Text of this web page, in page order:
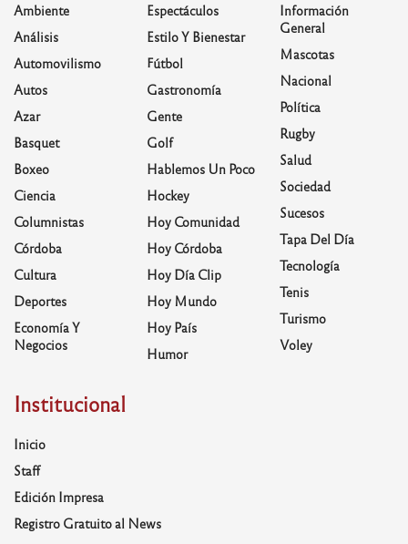
Ambiente
Análisis
Automovilismo
Autos
Azar
Basquet
Boxeo
Ciencia
Columnistas
Córdoba
Cultura
Deportes
Economía Y
Negocios
Espectáculos
Estilo Y Bienestar
Fútbol
Gastronomía
Gente
Golf
Hablemos Un Poco
Hockey
Hoy Comunidad
Hoy Córdoba
Hoy Día Clip
Hoy Mundo
Hoy País
Humor
Información
General
Mascotas
Nacional
Política
Rugby
Salud
Sociedad
Sucesos
Tapa Del Día
Tecnología
Tenis
Turismo
Voley
Institucional
Inicio
Staff
Edición Impresa
Registro Gratuito al News